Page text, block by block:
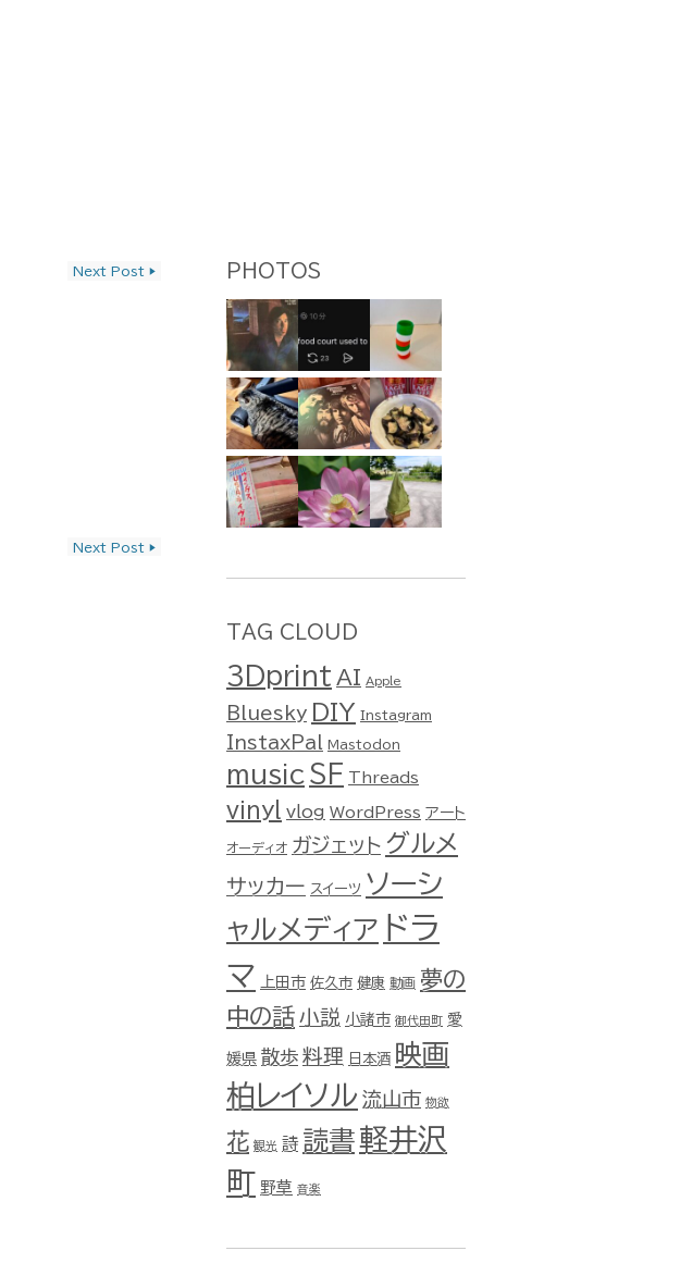
Next Post ▶
Next Post ▶
PHOTOS
TAG CLOUD
3Dprint AI Apple
Bluesky DIY Instagram
InstaxPal Mastodon
music SF Threads
vinyl vlog WordPress アート
オーディオ ガジェット グルメ
サッカー スイーツ ソーシ
ャルメディア ドラ
マ
上田市 佐久市 健康 動画 夢の
中の話 小説 小諸市 御代田町 愛
媛県 散歩 料理 日本酒 映画
柏レイソル 流山市 物欲
花 観光 詩 読書軽井沢
町 野草 音楽